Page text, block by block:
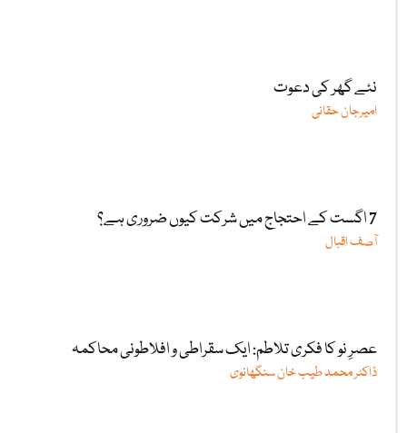
نئے گھر کی دعوت
امیرجان حقانی
7 اگست کے احتجاج میں شرکت کیوں ضروری ہے؟
آصف اقبال
عصرِ نو کا فکری تلاطم: ایک سقراطی و افلاطونی محاکمہ
ڈاکٹر محمد طیب خان سنگھانوی